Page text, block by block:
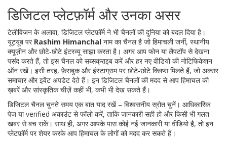
डिजिटल प्लेटफ़ॉर्म और उनका असर
टेलीविजन के अलावा, डिजिटल प्लेटफ़ॉर्म ने भी चैनलों की दुनिया को बदल दिया है।
यूट्यूब पर Rashim Himanchal नाम का चैनल है जो हिमाचली जर्नी, स्थानीय
क्यूज़ीन और छोटे‑छोटे इंटरव्यू साझा करता है। अगर आप फोन या लैपटॉप से देखना
पसंद करते हैं, तो इस चैनल को सब्सक्राइब करें और हर नए वीडियो की नोटिफिकेशन
ऑन रखें। इसी तरह, फ़ेसबुक और इंस्टाग्राम पर छोटे‑छोटे क्लिप्स मिलते हैं, जो अक्सर
समाचार और इवेंट अपडेट देते हैं। इन डिजिटल चैनलों की मदद से आप हिमाचल की
ख़बरें और सांस्कृतिक चीज़ें कहीं भी, कभी भी देख सकते हैं।
डिजिटल चैनल चुनते समय एक बात याद रखें – विश्वसनीय स्रोत चुनें। आधिकारिक
पेज या verified अकाउंट से फॉलो करें, ताकि जानकारी सही हो और किसी भी गलत
खबर से बच सकें। साथ ही, अगर आपके पास कोई नई जानकारी या वीडियो है, तो इन
प्लेटफ़ॉर्म पर शेयर करके आप हिमाचल के लोगों को मदद कर सकते हैं।